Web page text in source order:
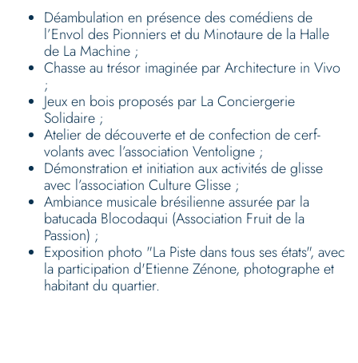
Déambulation en présence des comédiens de
l’Envol des Pionniers et du Minotaure de la Halle
de La Machine ;
Chasse au trésor imaginée par Architecture in Vivo
;
Jeux en bois proposés par La Conciergerie
Solidaire ;
Atelier de découverte et de confection de cerf-
volants avec l’association Ventoligne ;
Démonstration et initiation aux activités de glisse
avec l’association Culture Glisse ;
Ambiance musicale brésilienne assurée par la
batucada Blocodaqui (Association Fruit de la
Passion) ;
Exposition photo "La Piste dans tous ses états", avec
la participation d'Etienne Zénone, photographe et
habitant du quartier.